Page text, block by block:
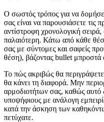
Ο σωστός τρόπος για να
σας είναι να παρουσιάσετε τις
αντίστροφη χρονολογική
παλαιότερη. Κάτω από κάθε
σας με σύντομες και σαφείς
θέση), βάζοντας bullet μπροστά
Το πώς ακριβώς θα
θα κάνει τη διαφορά. Μην
αρμοδιοτήτων σας, καθώς αυτό
υποψήφιους με ανάλογη
κατά την άσκηση των
πετύχατε.